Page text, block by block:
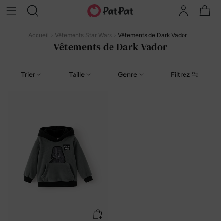
Accueil Vêtements Star Wars Vêtements de Dark Vador
Vêtements de Dark Vador
Trier Taille Genre Filtrez